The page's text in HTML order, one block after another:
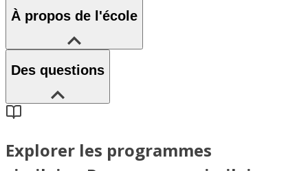
À propos de l'école
Des questions
Explorer les programmes